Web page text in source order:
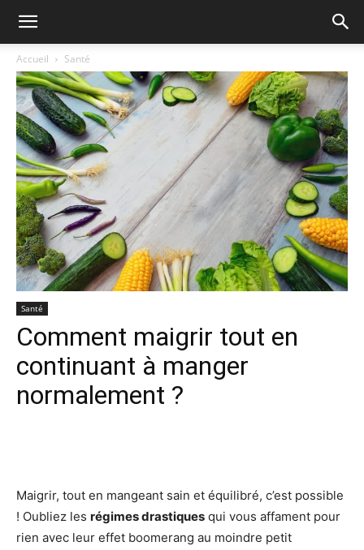
Accueil Santé
Santé
Comment maigrir tout en
continuant à manger
normalement ?
Maigrir, tout en mangeant sain et équilibré, c’est possible
! Oubliez les régimes drastiques qui vous affament pour
rien avec leur effet boomerang au moindre petit